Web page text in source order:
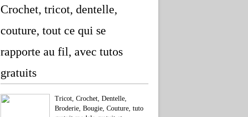
Crochet, tricot, dentelle,
couture, tout ce qui se
rapporte au fil, avec tutos
gratuits
Tricot, Crochet, Dentelle,
Broderie, Bougie, Couture, tuto